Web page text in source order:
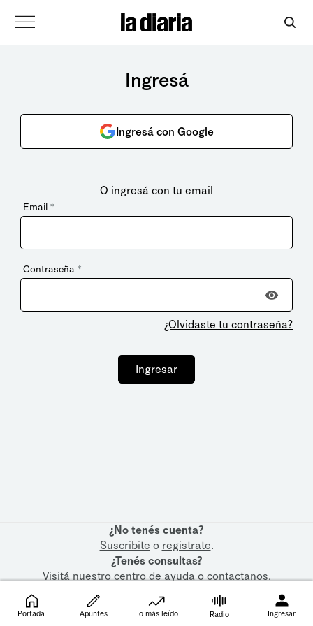
Ingresá
Ingresá con Google
O ingresá con tu email
Email *
Contraseña *
¿Olvidaste tu contraseña?
Ingresar
¿No tenés cuenta?
Suscribite o registrate.
¿Tenés consultas?
Visitá nuestrocentro de ayudaocontactanos.
Portada Apuntes Lo más leído Radio Ingresar